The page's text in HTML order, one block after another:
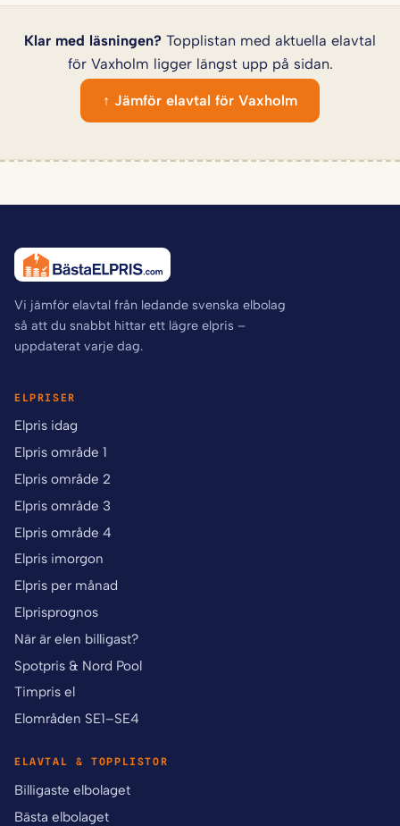
Klar med läsningen? Topplistan med aktuella elavtal
för Vaxholm ligger längst upp på sidan.
↑ Jämför elavtal för Vaxholm
Vi jämför elavtal från ledande svenska elbolag
så att du snabbt hittar ett lägre elpris –
uppdaterat varje dag.
ELPRISER
Elpris idag
Elpris område 1
Elpris område 2
Elpris område 3
Elpris område 4
Elpris imorgon
Elpris per månad
Elprisprognos
När är elen billigast?
Spotpris & Nord Pool
Timpris el
Elområden SE1–SE4
ELAVTAL & TOPPLISTOR
Billigaste elbolaget
Bästa elbolaget